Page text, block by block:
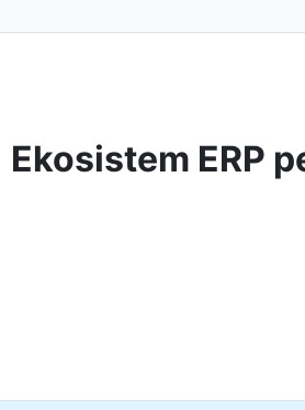
Ekosistem ERP